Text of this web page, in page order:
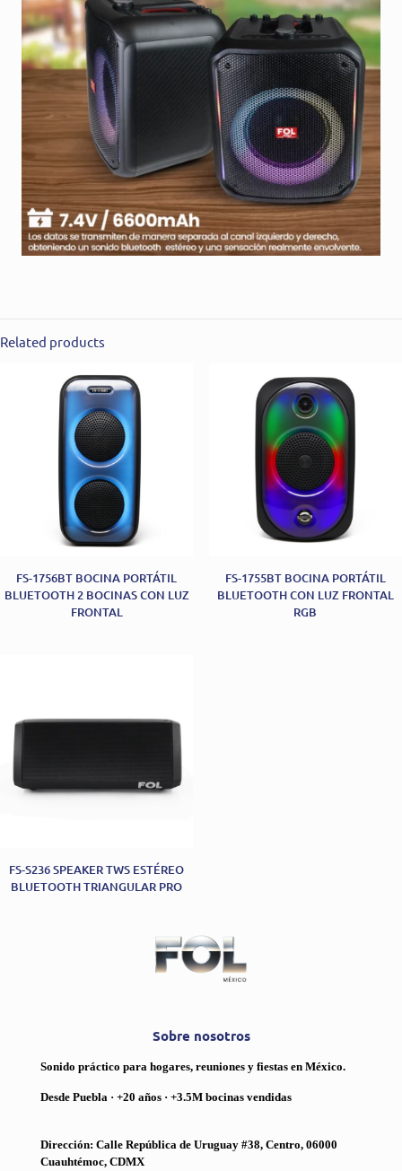
Related products
FS-1756BT BOCINA PORTÁTIL
BLUETOOTH 2 BOCINAS CON LUZ
FRONTAL
FS-1755BT BOCINA PORTÁTIL
BLUETOOTH CON LUZ FRONTAL
RGB
FS-S236 SPEAKER TWS ESTÉREO
BLUETOOTH TRIANGULAR PRO
Sobre nosotros
Sonido práctico para hogares, reuniones y fiestas en México.
Desde Puebla · +20 años · +3.5M bocinas vendidas
Dirección: Calle República de Uruguay #38, Centro, 06000
Cuauhtémoc, CDMX